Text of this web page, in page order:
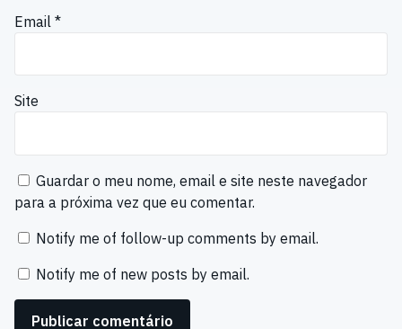
Email *
Site
Guardar o meu nome, email e site neste navegador
para a próxima vez que eu comentar.
Notify me of follow-up comments by email.
Notify me of new posts by email.